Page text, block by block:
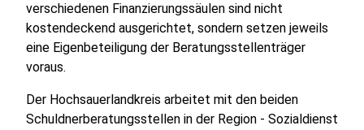
verschiedenen Finanzierungssäulen sind nicht
kostendeckend ausgerichtet, sondern setzen jeweils
eine Eigenbeteiligung der Beratungsstellenträger
voraus.
Der Hochsauerlandkreis arbeitet mit den beiden
Schuldnerberatungsstellen in der Region - Sozialdienst